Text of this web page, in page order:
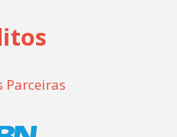
Parceiras